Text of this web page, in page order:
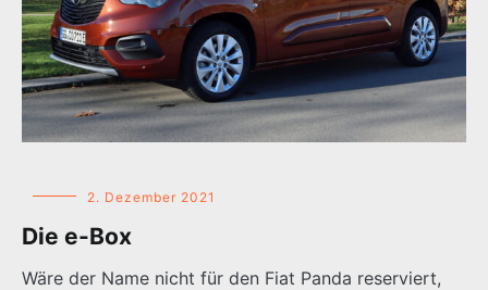
2. Dezember 2021
Die e-Box
Wäre der Name nicht für den Fiat Panda reserviert,